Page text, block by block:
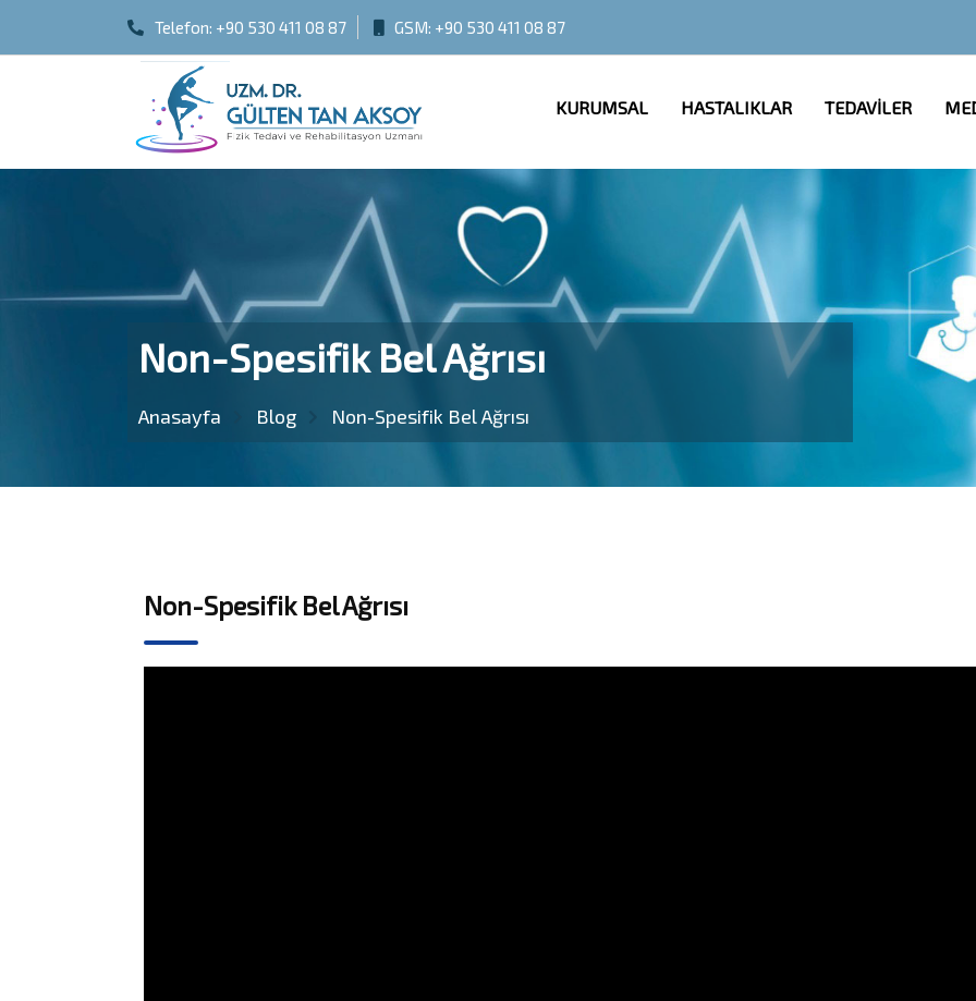
Telefon: +90 530 411 08 87 GSM: +90 530 411 08 87
KURUMSAL HASTALIKLAR TEDAVİLER
Non-Spesifik Bel Ağrısı
Anasayfa Blog Non-Spesifik Bel Ağrısı
Non-Spesifik Bel Ağrısı